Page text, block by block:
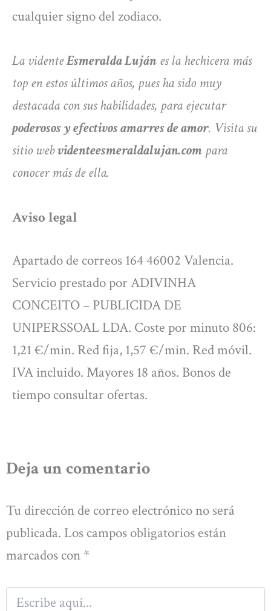
cualquier signo del zodiaco.
La videnteEsmeralda Luján es la hechicera más
top en estos últimos años, pues ha sido muy
destacada con sus habilidades, para ejecutar
poderosos y efectivos amarres de amor. Visita su
sitio webvidenteesmeraldalujan.com para
conocer más de ella.
Aviso legal
Apartado de correos 164 46002 Valencia.
Servicio prestado por ADIVINHA
CONCEITO – PUBLICIDA DE
UNIPERSSOAL LDA. Coste por minuto 806:
1,21 €/min. Red fija, 1,57 €/min. Red móvil.
IVA incluido. Mayores 18 años. Bonos de
tiempo consultar ofertas.
Deja un comentario
Tu dirección de correo electrónico no será
publicada. Los campos obligatorios están
marcados con *
Escribe
aquí...